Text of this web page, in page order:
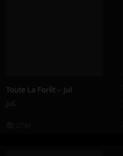
Toute La Forêt – Jul